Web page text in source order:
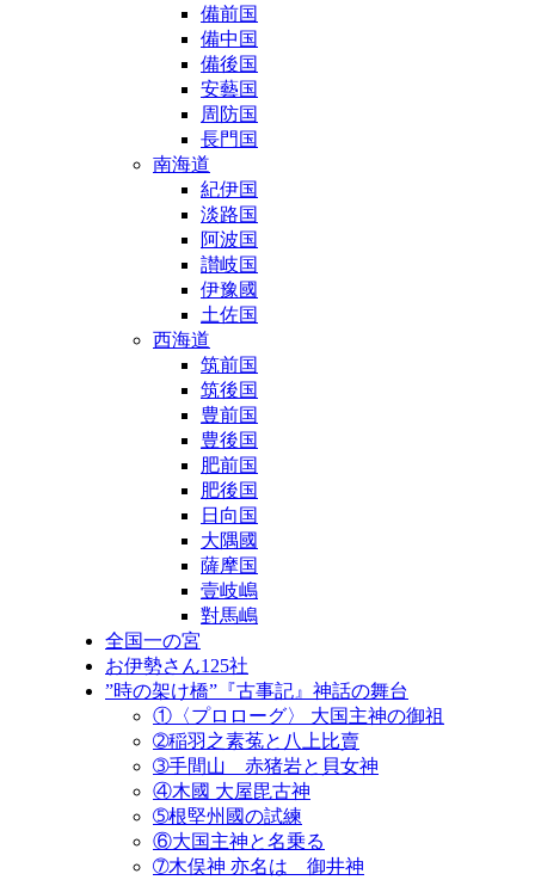
備前国
備中国
備後国
安藝国
周防国
長門国
南海道
紀伊国
淡路国
阿波国
讃岐国
伊豫國
土佐国
西海道
筑前国
筑後国
豊前国
豊後国
肥前国
肥後国
日向国
大隅國
薩摩国
壹岐嶋
對馬嶋
全国一の宮
お伊勢さん125社
”時の架け橋”『古事記』神話の舞台
①〈プロローグ〉 大国主神の御祖
➁稲羽之素菟と八上比賣
➂手間山 赤猪岩と貝女神
④木國 大屋毘古神
➄根堅州國の試練
⑥大国主神と名乗る
➆木俣神 亦名は 御井神